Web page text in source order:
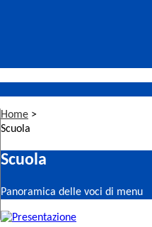
Home >
Scuola
Scuola
Panoramica delle voci di menu